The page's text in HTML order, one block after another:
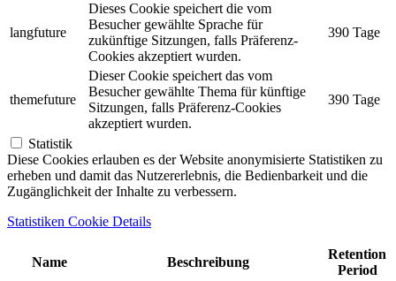
langfuture
Dieses Cookie speichert die vom
Besucher gewählte Sprache für
zukünftige Sitzungen, falls Präferenz-
Cookies akzeptiert wurden.
390 Tage
themefuture
Dieser Cookie speichert das vom
Besucher gewählte Thema für künftige
Sitzungen, falls Präferenz-Cookies
akzeptiert wurden.
390 Tage
Statistik
Diese Cookies erlauben es der Website anonymisierte Statistiken zu
erheben und damit das Nutzererlebnis, die Bedienbarkeit und die
Zugänglichkeit der Inhalte zu verbessern.
Statistiken Cookie Details
Name Beschreibung
Retention
Period